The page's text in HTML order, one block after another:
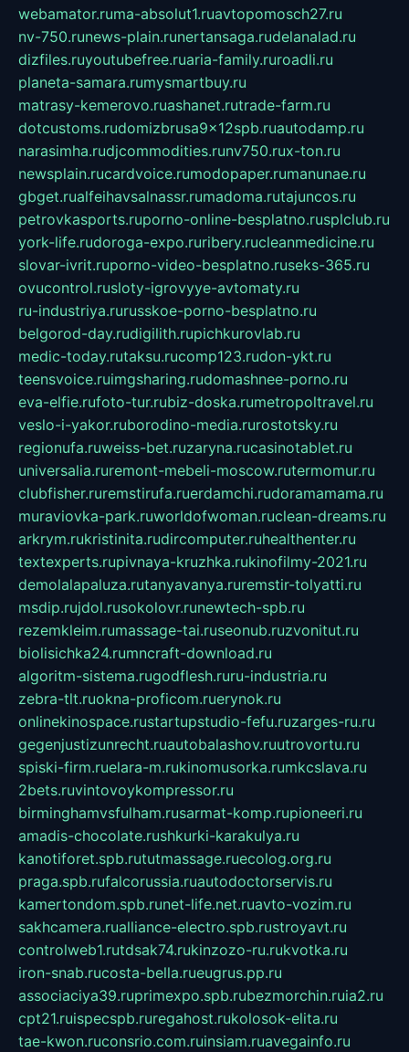
webamator.ruma-absolut1.ruavtopomosch27.ru
nv-750.runews-plain.runertansaga.rudelanalad.ru
dizfiles.ruyoutubefree.ruaria-family.ruroadli.ru
planeta-samara.rumysmartbuy.ru
matrasy-kemerovo.ruashanet.rutrade-farm.ru
dotcustoms.rudomizbrusa9x12spb.ruautodamp.ru
narasimha.rudjcommodities.runv750.rux-ton.ru
newsplain.rucardvoice.rumodopaper.rumanunae.ru
gbget.rualfeihavsalnassr.rumadoma.rutajuncos.ru
petrovkasports.ruporno-online-besplatno.rusplclub.ru
york-life.rudoroga-expo.ruribery.rucleanmedicine.ru
slovar-ivrit.ruporno-video-besplatno.ruseks-365.ru
ovucontrol.rusloty-igrovyye-avtomaty.ru
ru-industriya.rurusskoe-porno-besplatno.ru
belgorod-day.rudigilith.rupichkurovlab.ru
medic-today.rutaksu.rucomp123.rudon-ykt.ru
teensvoice.ruimgsharing.rudomashnee-porno.ru
eva-elfie.rufoto-tur.rubiz-doska.rumetropoltravel.ru
veslo-i-yakor.ruborodino-media.rurostotsky.ru
regionufa.ruweiss-bet.ruzaryna.rucasinotablet.ru
universalia.ruremont-mebeli-moscow.rutermomur.ru
clubfisher.ruremstirufa.ruerdamchi.rudoramamama.ru
muraviovka-park.ruworldofwoman.ruclean-dreams.ru
arkrym.rukristinita.rudircomputer.ruhealthenter.ru
textexperts.rupivnaya-kruzhka.rukinofilmy-2021.ru
demolalapaluza.rutanyavanya.ruremstir-tolyatti.ru
msdip.rujdol.rusokolovr.runewtech-spb.ru
rezemkleim.rumassage-tai.ruseonub.ruzvonitut.ru
biolisichka24.rumncraft-download.ru
algoritm-sistema.rugodflesh.ruru-industria.ru
zebra-tlt.ruokna-proficom.ruerynok.ru
onlinekinospace.rustartupstudio-fefu.ruzarges-ru.ru
gegenjustizunrecht.ruautobalashov.ruutrovortu.ru
spiski-firm.ruelara-m.rukinomusorka.rumkcslava.ru
2bets.ruvintovoykompressor.ru
birminghamvsfulham.rusarmat-komp.rupioneeri.ru
amadis-chocolate.rushkurki-karakulya.ru
kanotiforet.spb.rututmassage.ruecolog.org.ru
praga.spb.rufalcorussia.ruautodoctorservis.ru
kamertondom.spb.runet-life.net.ruavto-vozim.ru
sakhcamera.rualliance-electro.spb.rustroyavt.ru
controlweb1.rutdsak74.rukinzozo-ru.rukvotka.ru
iron-snab.rucosta-bella.rueugrus.pp.ru
associaciya39.ruprimexpo.spb.rubezmorchin.ruia2.ru
cpt21.ruispecspb.ruregahost.rukolosok-elita.ru
tae-kwon.ruconsrio.com.ruinsiam.ruavegainfo.ru